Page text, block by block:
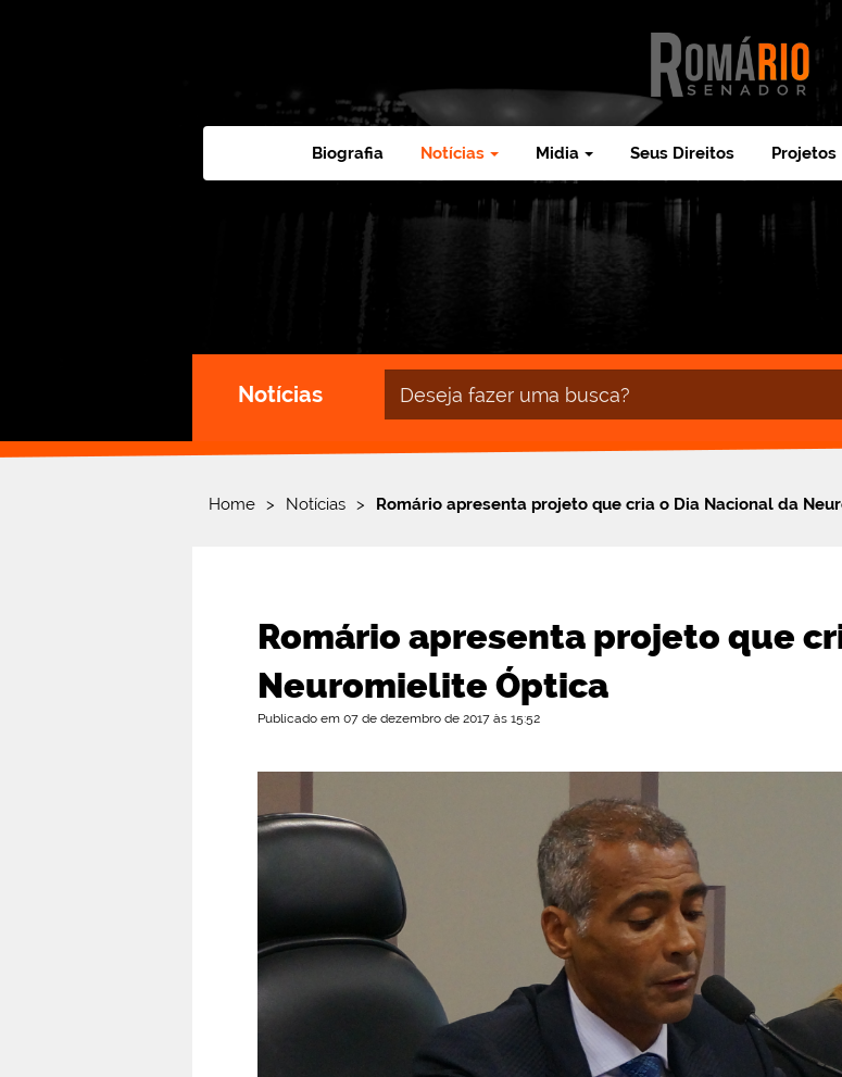
Biografia Notícias Midia Seus Direitos Projetos
Notícias
busca
Home > Notícias > Romário apresenta projeto que cria o Dia Nacional da
Romário apresenta projeto que
Neuromielite Óptica
Publicado em 07 de dezembro de 2017 às 15:52